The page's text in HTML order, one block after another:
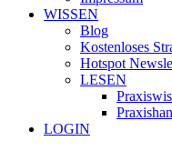
WISSEN
Blog
Kostenloses
Hotspot
LESEN
LOGIN